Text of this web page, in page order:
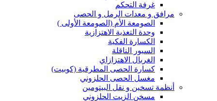
غرفة التحكم
مرافق و معدات الرمل و الحصى
الصومعة الأم (الصومعة الأولى )
وحدة التغذية الاهتزازية
الكسارة الفكية
السيور الناقلة
الغربال الاهتزازاي
كسارة الحصى المطرقية (كوبيت)
مغسل الحصى الحلزوني
أنظمة تسخين و نقل البيتومين
مسخن الزيت الحلزوني